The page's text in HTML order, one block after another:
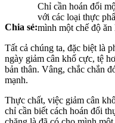
Chia sẻ:
Chỉ cần hoán đổi
với các loại thực
mình một chế độ ăn
Tất cả chúng ta, đặc biệt là
ngày giảm cân khổ cực, tệ
bản thân. Vâng, chắc chắn
mạnh.
Thực chất, việc giảm cân
chỉ cần biết cách hoán đổi